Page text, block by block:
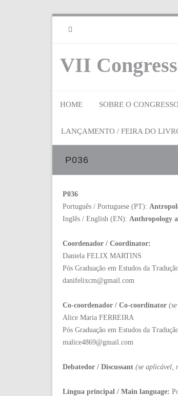
VII
HOME SOBRE O
LANÇAMENTO / FEIRA DO
P036
P036
Português / Portuguese (PT):
Inglês / English (EN): Anthropology
Coordenador / Coordinator:
Daniela FELIX MARTINS
Pós Graduação em Estudos da
danifelixcm@gmail.com
Co-coordenador / Co-coordinator (
Alice Maria FERREIRA
Pós Graduação em Estudos da
malice4869@gmail.com
Debatedor / Discussant (se aplicável,
Língua principal / Main language: